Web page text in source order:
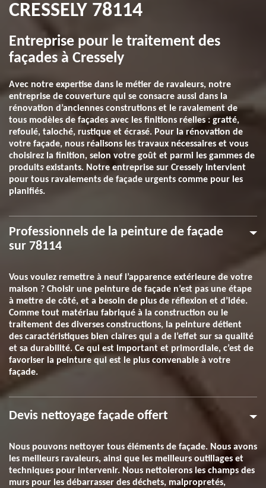
CRESSELY 78114
Entreprise pour le traitement des
façades à Cressely
Avec notre expertise dans le métier de ravaleurs, notre
entreprise de couverture qui se consacre aussi dans la
rénovation d’anciennes construtions et le ravalement de
tous modèles de façades avec les finitions réelles : gratté,
refoulé, taloché, rustique et écrasé. Pour la rénovation de
votre façade, nous réalisons les travaux nécessaires et vous
choisirez la finition, selon votre goût et parmi les gammes de
produits existants. Notre entreprise sur Cressely intervient
pour tous ravalements de façade urgents comme pour les
planifiés.
Professionnels de la peinture de façade
sur 78114
Vous voulez remettre à neuf l’apparence extérieure de votre
maison ? Choisir une peinture de façade n’est pas une étape
à mettre de côté, et a besoin de plus de réflexion et d’idée.
Comme tout matériau fabriqué à la construction ou le
traitement des diverses constructions, la peinture détient
des caractéristiques bien claires qui a de l’effet sur sa qualité
et sa durabilité. Ce qui est important et primordiale, c’est de
favoriser la peinture qui est le plus convenable à votre
façade.
Devis nettoyage façade offert
Nous pouvons nettoyer tous éléments de façade. Nous avons
les meilleurs ravaleurs, ainsi que les meilleurs outillages et
techniques pour intervenir. Nous nettoierons les champs des
murs pour les débarrasser des déchets, malpropretés,